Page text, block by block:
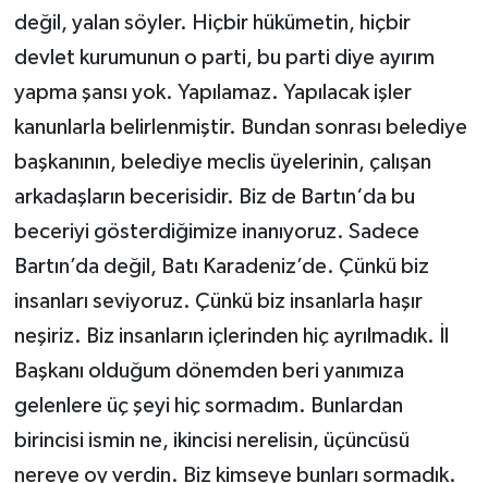
değil, yalan söyler. Hiçbir hükümetin, hiçbir
devlet kurumunun o parti, bu parti diye ayırım
yapma şansı yok. Yapılamaz. Yapılacak işler
kanunlarla belirlenmiştir. Bundan sonrası belediye
başkanının, belediye meclis üyelerinin, çalışan
arkadaşların becerisidir. Biz de Bartın‘da bu
beceriyi gösterdiğimize inanıyoruz. Sadece
Bartın’da değil, Batı Karadeniz’de. Çünkü biz
insanları seviyoruz. Çünkü biz insanlarla haşır
neşiriz. Biz insanların içlerinden hiç ayrılmadık. İl
Başkanı olduğum dönemden beri yanımıza
gelenlere üç şeyi hiç sormadım. Bunlardan
birincisi ismin ne, ikincisi nerelisin, üçüncüsü
nereye oy verdin. Biz kimseye bunları sormadık.